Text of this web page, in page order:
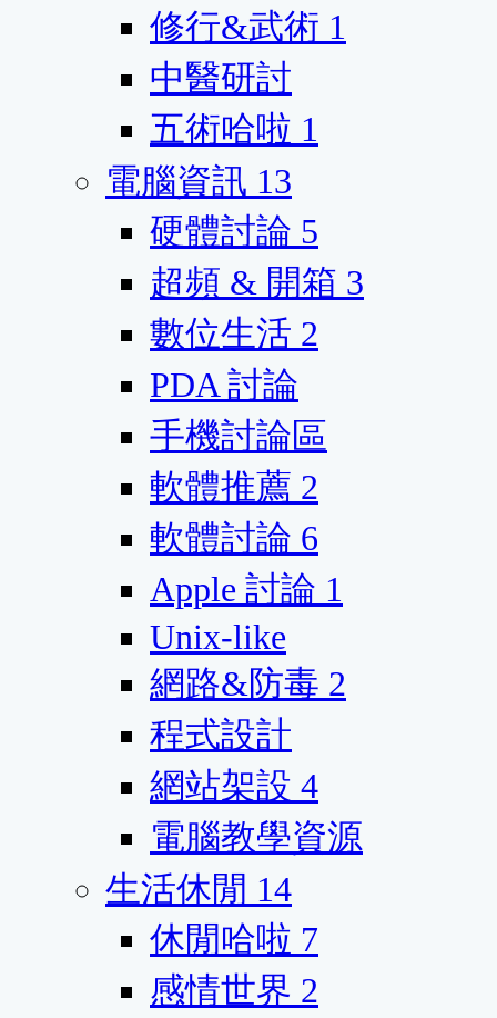
修行&武術 1
中醫研討
五術哈啦 1
電腦資訊 13
硬體討論 5
超頻 & 開箱 3
數位生活 2
PDA 討論
手機討論區
軟體推薦 2
軟體討論 6
Apple 討論 1
Unix-like
網路&防毒 2
程式設計
網站架設 4
電腦教學資源
生活休閒 14
休閒哈啦 7
感情世界 2